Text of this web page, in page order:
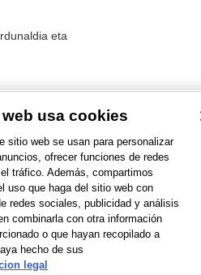
eta
1 a 2 de 2 >
usa cookies
sitio web se usan para personalizar
ofrecer funciones de redes
tráfico. Además, compartimos
uso que haga del sitio web con
redes sociales, publicidad y análisis
combinarla con otra información
o que hayan recopilado a
hecho de sus
legal